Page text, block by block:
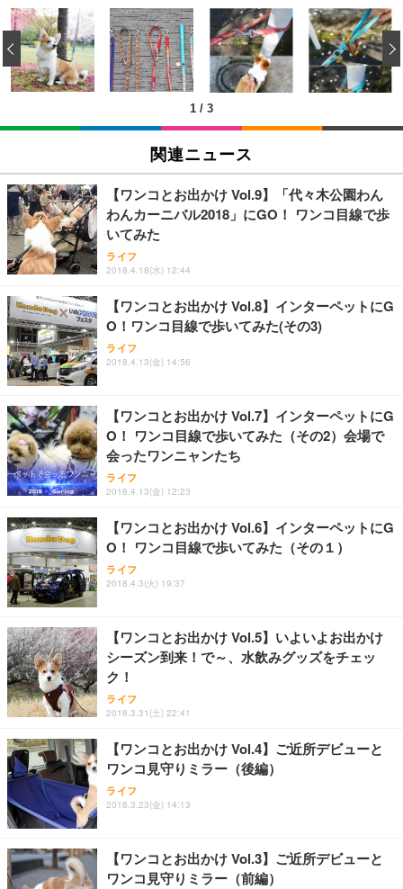
[EdoErgo] オフィスチェア 椅子 テレワーク 疲れな
い 跳ね上げ式アームレスト コンパクト 約105度ロッ
キング pc 事務椅子 360度回転 座面昇降 強化ナイロ
ン樹脂ベース 通気性メッシュ 在宅ワーク H-WY01
(黒網+黒枠+黒足)
￥5,699
SIHOO B100 オフィスチェア／デスクチェア メッシ
ュチェア 人間工学 疲れない ブラック
￥27,999
Sezlife オフィスチェア デスクチェア 疲れない テレ
ワーク チェア 強化バックレスト 30度ロッキング機
能 人間工学 椅子 腰サポート 90度跳ね上げ式アーム
レスト 3Dヘッドレスト ハンガー付き 高反発クッシ
務用 おしゃれ パソコンチェア (ブラック)
Sezlife オフィスチェア デスクチェア 疲れない テレ
ワーク チェア 強化バックレスト 30度ロッキング機
能 人間工学 椅子 腰サポート 90度跳ね上げ式アーム
務用 おしゃれ パソコンチェア (ホワイト)
ANDWINT オフィスチェア デスクチェア 肘なし メ
ッシュ 通気性 ランバーサポート付き 腰サポート ガ
ス圧無段階昇降 360度回転 キャスター付き コンパク
ト 幅52×奥行58.5×高さ84～96cm テレワーク 在宅
￥4,139
EIZO ビジネス向けプレミアムモニター | FlexScan
EV3240X-WT | 31.5型4K UHD・USB Type-C・ホワ
イト
￥105,595
EIZO ビジネス向けプレミアムモニター | FlexScan
￥109,572
【純正品】27"ゲーミングモニター DualSense 充電
フック付き（CFI-ZDM1J）
￥49,979
【整備済み品】Dell E2724HS 27インチ 液晶モニタ
ー フルHD（1920×1080）VA 非光沢 HDMI/DisplayP
ort/VGA スピーカー内蔵 高さ調整 スイベル VESA対
【MiniLED/24.5inch/280Hz/FHD】GRAPHT THE S
HOOTER Gaming Monitor 24” Essential ゲーミン
グモニター QD 24.5インチ 1ms FHD 量子ドット 残
像低減 (3年保証 | 輝点保証 | 日本メーカー)
￥34,980
Amazonベーシック ペットシーツ 薄型 レギュラー 1
回使い捨て 無香料 ホワイト 300枚
￥3,373
Amazonベーシック ペットシーツ 厚型 ワイド 42枚
x2袋(84枚) ホワイト(吸収面:ライトブルー)
￥3,234
ネオ・ルーライフ ネオ・オムツ L 中型犬用 26枚入
り 単品
￥1,800
Smart Basic(スマートベーシック) 【Amazon.co.jp
限定】 Smart Basic アイリスオーヤマ ペットシーツ
超厚型 お徳用 ワイド 100枚入 (x 1) (ケース販売)
アイリスオーヤマ ペットシーツ 超厚型 お徳用 レギ
ュラー 200枚入【Amazon.co.jp限定】
￥3,731
1 / 3
‹
関連ニュース
【ワンコとお出かけ Vol.9】「代々木公園わん
わんカーニバル2018」にGO！ ワンコ目線で歩
いてみた
ライフ
2018.4.18(水) 12:44
【ワンコとお出かけ Vol.8】インターペットにG
O！ワンコ目線で歩いてみた(その3)
ライフ
2018.4.13(金) 14:56
【ワンコとお出かけ Vol.7】インターペットにG
O！ ワンコ目線で歩いてみた（その2）会場で
会ったワンニャンたち
ライフ
2018.4.13(金) 12:23
【ワンコとお出かけ Vol.6】インターペットにG
O！ ワンコ目線で歩いてみた（その１）
ライフ
2018.4.3(火) 19:37
【ワンコとお出かけ Vol.5】いよいよお出かけ
シーズン到来！で～、水飲みグッズをチェッ
ク！
ライフ
2018.3.31(土) 22:41
【ワンコとお出かけ Vol.4】ご近所デビューと
ワンコ見守りミラー（後編）
ライフ
2018.3.23(金) 14:13
【ワンコとお出かけ Vol.3】ご近所デビューと
ワンコ見守りミラー（前編）